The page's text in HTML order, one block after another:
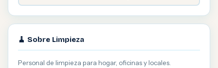
🧹 Sobre Limpieza
Personal de limpieza para hogar, oficinas y locales.